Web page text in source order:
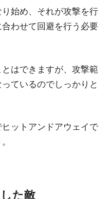
始め、それが攻撃を行
わせて回避を行う必要
はできますが、攻撃範
ているのでしっかりと
ットアンドアウェイで
た敵